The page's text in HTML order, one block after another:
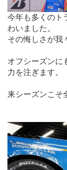
今年も多くのト
わいました。
その悔しさが我
オフシーズンに
力を注ぎます。
来シーズンこそ